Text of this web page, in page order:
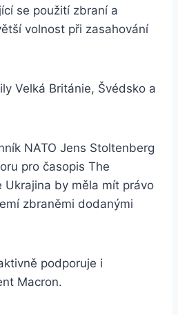
se použití zbraní a
volnost při zasahování
Velká Británie, Švédsko a
NATO Jens Stoltenberg
pro časopis The
Ukrajina by měla mít právo
zbraněmi dodanými
podporuje i
Macron.